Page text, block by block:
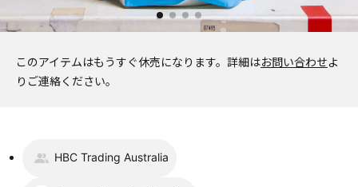
このアイテムはもうすぐ休売になります。 詳細はお問い合わせよ
りご連絡ください。
HBC Trading Australia